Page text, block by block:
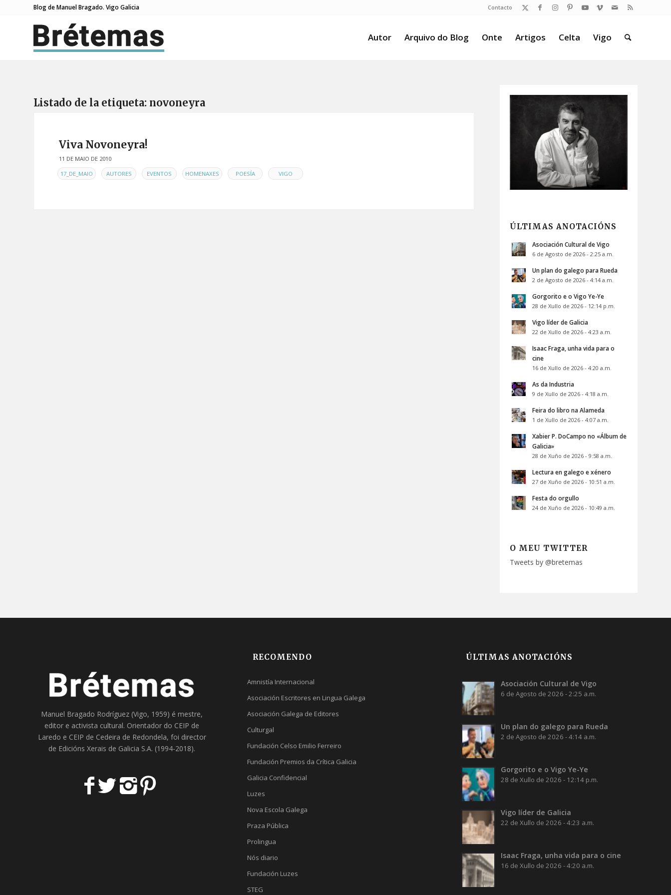
Contacto
Blog de Manuel Bragado. Vigo Galicia
Autor Arquivo do Blog Onte Artigos Celta Vigo
Listado de la etiqueta: novoneyra
Viva Novoneyra!
11 DE MAIO DE 2010
EN17_DE_MAIO AUTORES EVENTOS HOMENAXES POESÍA VIGO
ÚLTIMAS ANOTACIÓNS
Asociación Cultural de Vigo
6 de Agosto de 2026 - 2:25 a.m.
Un plan do galego para Rueda
2 de Agosto de 2026 - 4:14 a.m.
Gorgorito e o Vigo Ye-Ye
28 de Xullo de 2026 - 12:14 p.m.
Vigo líder de Galicia
22 de Xullo de 2026 - 4:23 a.m.
Isaac Fraga, unha vida para o
cine
16 de Xullo de 2026 - 4:20 a.m.
As da Industria
9 de Xullo de 2026 - 4:18 a.m.
Feira do libro na Alameda
1 de Xullo de 2026 - 4:07 a.m.
Xabier P. DoCampo no «Álbum de
Galicia»
28 de Xuño de 2026 - 9:58 a.m.
Lectura en galego e xénero
27 de Xuño de 2026 - 10:51 a.m.
Festa do orgullo
24 de Xuño de 2026 - 10:49 a.m.
O MEU TWITTER
Tweets by @bretemas
Manuel Bragado Rodríguez (Vigo, 1959) é mestre,
editor e activista cultural. Orientador do CEIP de
Laredo e CEIP de Cedeira de Redondela, foi director
de Edicións Xerais de Galicia S.A. (1994-2018).
RECOMENDO
Amnistía Internacional
Asociación Escritores en Lingua Galega
Asociación Galega de Editores
Culturgal
Fundación Celso Emilio Ferreiro
Fundación Premios da Crítica Galicia
Galicia Confidencial
Luzes
Nova Escola Galega
Praza Pública
Prolingua
Nós diario
Fundación Luzes
STEG
ÚLTIMAS ANOTACIÓNS
Asociación Cultural de Vigo
6 de Agosto de 2026 - 2:25 a.m.
Un plan do galego para Rueda
2 de Agosto de 2026 - 4:14 a.m.
Gorgorito e o Vigo Ye-Ye
28 de Xullo de 2026 - 12:14 p.m.
Vigo líder de Galicia
22 de Xullo de 2026 - 4:23 a.m.
Isaac Fraga, unha vida para o cine
16 de Xullo de 2026 - 4:20 a.m.